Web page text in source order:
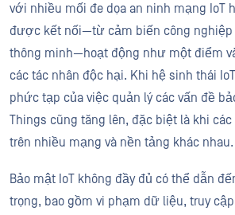
với nhiều mối đe dọa an ninh mạng IoT
được kết nối—từ cảm biến công nghiệp
thông minh—hoạt động như một điểm
các tác nhân độc hại. Khi hệ sinh thái
phức tạp của việc quản lý các vấn đề
Things cũng tăng lên, đặc biệt là khi
trên nhiều mạng và nền tảng khác nhau.
Bảo mật IoT không đầy đủ có thể dẫn
trọng, bao gồm vi phạm dữ liệu, truy